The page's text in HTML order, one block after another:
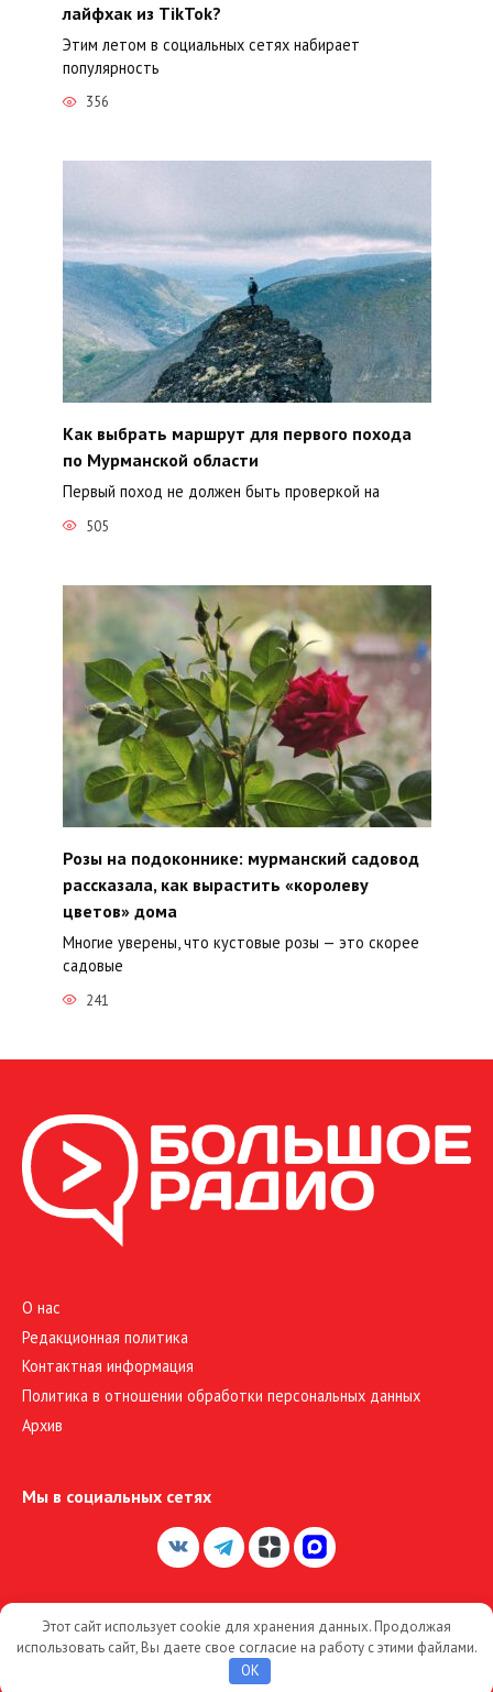
лайфхак из TikTok?
Этим летом в социальных сетях набирает
популярность
356
Как выбрать маршрут для первого похода
по Мурманской области
Первый поход не должен быть проверкой на
505
Розы на подоконнике: мурманский садовод
рассказала, как вырастить «королеву
цветов» дома
Многие уверены, что кустовые розы — это скорее
садовые
241
О нас
Редакционная политика
Контактная информация
Политика в отношении обработки персональных данных
Архив
Мы в социальных сетях
© 2026 Большое Радио
Этот сайт использует cookie для хранения данных. Продолжая
использовать сайт, Вы даете свое согласие на работу с этими файлами.
OK